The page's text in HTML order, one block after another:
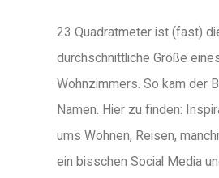
23 Quadratmeter ist (fast)
durchschnittliche Größe
Wohnzimmers. So kam der
Namen. Hier zu finden:
ums Wohnen, Reisen,
ein bisschen Social Media